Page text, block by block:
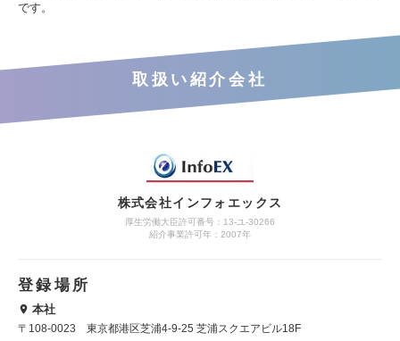
です。
取扱い紹介会社
株式会社インフォエックス
厚生労働大臣許可番号：13-ユ-30266
紹介事業許可年：2007年
登録場所
本社
〒108-0023 東京都港区芝浦4-9-25 芝浦スクエアビル18F